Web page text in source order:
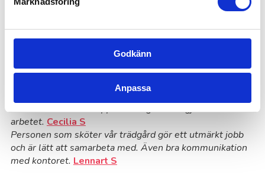
Godkänn
Anpassa
Kundomdömen om våra
“Trädgårdsarbete i Ängelholm som blev mycket
Klippte större lagerhäggs-häck, murgröna och ett mindre
träd. Blev jättefint! Enkla att kommunicera med, nedlagd
tid stämde bra med uppskattningen som gjordes inför
arbetet. Cecilia S
Personen som sköter vår trädgård gör ett utmärkt jobb
och är lätt att samarbeta med. Även bra kommunikation
med kontoret. Lennart S